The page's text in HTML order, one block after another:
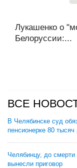
Лукашенко о
Белоруссии:...
ВСЕ
В Челябинске суд
пенсионерке 80 тысяч
Челябинцу, до смерти
вынесли приговор